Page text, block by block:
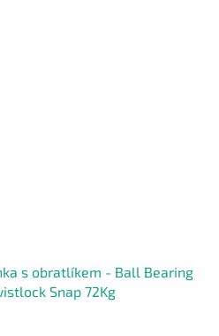
s obratlíkem - Ball Bearing
Snap 72Kg